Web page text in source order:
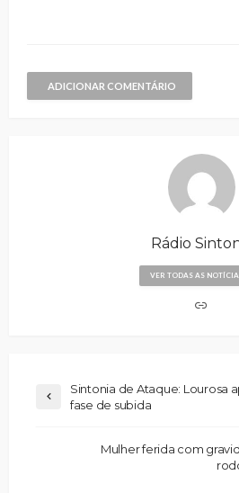
ADICIONAR COMENTÁRIO
Rádio
VER TODAS AS
Sintonia de Ataque: Lourosa
fase de subida
Mulher ferida com